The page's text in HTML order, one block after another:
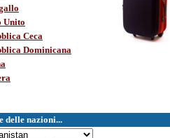
Unito
Ceca
Dominicana
delle nazioni...